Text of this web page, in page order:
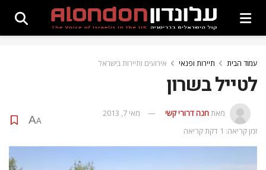
עמוד הבית תיירות ופנאי אירועים ותיירות בישראל
לטייל בשרון
מאתחנה דרורי קשי
מאי 7, 2013
זמן קריאה: 1 דקת קריאה
A
A